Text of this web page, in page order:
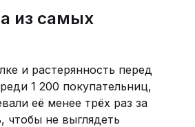
из самых
и растерянность перед
1 200 покупательниц,
её менее трёх раз за
чтобы не выглядеть